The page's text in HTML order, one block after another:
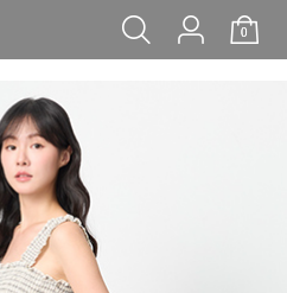
0
KIDS BABY